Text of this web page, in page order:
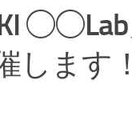
します！